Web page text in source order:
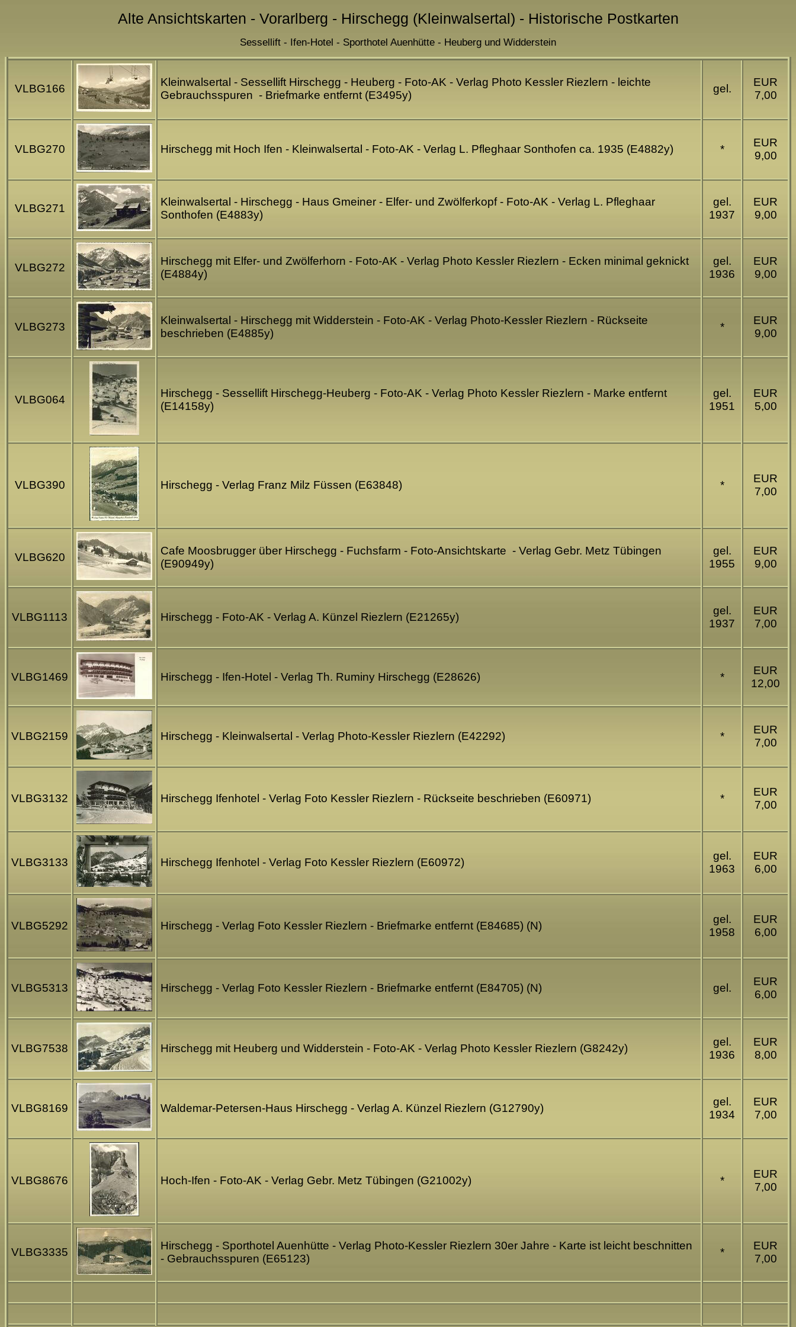
Alte Ansichtskarten - Vorarlberg - Hirschegg (Kleinwalsertal) - Historische Postkarten
Sessellift - Ifen-Hotel - Sporthotel Auenhütte - Heuberg und Widderstein
VLBG166
Kleinwalsertal - Sessellift Hirschegg - Heuberg - Foto-AK - Verlag Photo Kessler Riezlern - leichte
Gebrauchsspuren - Briefmarke entfernt (E3495y)
gel.
EUR
7,00
VLBG270 Hirschegg mit Hoch Ifen - Kleinwalsertal - Foto-AK - Verlag L. Pfleghaar Sonthofen ca. 1935 (E4882y) *
EUR
9,00
VLBG271
Kleinwalsertal - Hirschegg - Haus Gmeiner - Elfer- und Zwölferkopf - Foto-AK - Verlag L. Pfleghaar
Sonthofen (E4883y)
gel.
1937
EUR
9,00
VLBG272
Hirschegg mit Elfer- und Zwölferhorn - Foto-AK - Verlag Photo Kessler Riezlern - Ecken minimal geknickt
(E4884y)
gel.
1936
EUR
9,00
VLBG273
Kleinwalsertal - Hirschegg mit Widderstein - Foto-AK - Verlag Photo-Kessler Riezlern - Rückseite
beschrieben (E4885y)
*
EUR
9,00
VLBG064
Hirschegg - Sessellift Hirschegg-Heuberg - Foto-AK - Verlag Photo Kessler Riezlern - Marke entfernt
(E14158y)
gel.
1951
EUR
5,00
VLBG390 Hirschegg - Verlag Franz Milz Füssen (E63848) *
EUR
7,00
VLBG620
Cafe Moosbrugger über Hirschegg - Fuchsfarm - Foto-Ansichtskarte - Verlag Gebr. Metz Tübingen
(E90949y)
gel.
1955
EUR
9,00
VLBG1113 Hirschegg - Foto-AK - Verlag A. Künzel Riezlern (E21265y)
gel.
1937
EUR
7,00
VLBG1469 Hirschegg - Ifen-Hotel - Verlag Th. Ruminy Hirschegg (E28626) *
EUR
12,00
VLBG2159 Hirschegg - Kleinwalsertal - Verlag Photo-Kessler Riezlern (E42292) *
EUR
7,00
VLBG3132 Hirschegg Ifenhotel - Verlag Foto Kessler Riezlern - Rückseite beschrieben (E60971) *
EUR
7,00
VLBG3133 Hirschegg Ifenhotel - Verlag Foto Kessler Riezlern (E60972)
gel.
1963
EUR
6,00
VLBG5292 Hirschegg - Verlag Foto Kessler Riezlern - Briefmarke entfernt (E84685) (N)
gel.
1958
EUR
6,00
VLBG5313 Hirschegg - Verlag Foto Kessler Riezlern - Briefmarke entfernt (E84705) (N) gel.
EUR
6,00
VLBG7538 Hirschegg mit Heuberg und Widderstein - Foto-AK - Verlag Photo Kessler Riezlern (G8242y)
gel.
1936
EUR
8,00
VLBG8169 Waldemar-Petersen-Haus Hirschegg - Verlag A. Künzel Riezlern (G12790y)
gel.
1934
EUR
7,00
VLBG8676 Hoch-Ifen - Foto-AK - Verlag Gebr. Metz Tübingen (G21002y) *
EUR
7,00
VLBG3335
Hirschegg - Sporthotel Auenhütte - Verlag Photo-Kessler Riezlern 30er Jahre - Karte ist leicht beschnitten
- Gebrauchsspuren (E65123)
*
EUR
7,00